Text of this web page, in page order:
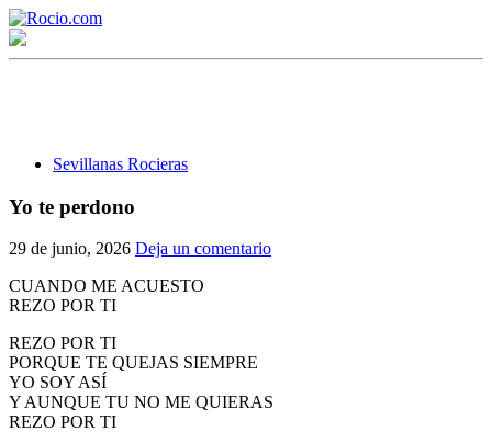
Sevillanas Rocieras
Yo te perdono
29 de junio, 2026 Deja un comentario
CUANDO ME ACUESTO
REZO POR TI
REZO POR TI
PORQUE TE QUEJAS SIEMPRE
YO SOY ASÍ
Y AUNQUE TU NO ME QUIERAS
REZO POR TI
¡Bienvenido! Soy el asistente virtual de rocio.com.
Historia de la Virgen del Rocío
¿Cuándo es la romería del Rocío?